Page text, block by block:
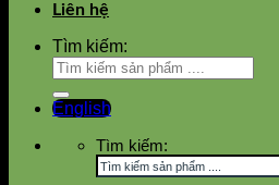
Liên hệ
Tìm kiếm:
English
Tìm kiếm: